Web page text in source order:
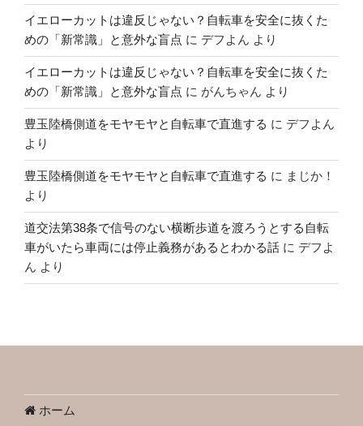
イエローカットは違反じゃない？自転車を安全に抜くた
めの「新常識」と意外な盲点 に デフよん より
イエローカットは違反じゃない？自転車を安全に抜くた
めの「新常識」と意外な盲点 に がんちゃん より
豊玉陸橋側道をモヤモヤと自転車で直進する に デフよん
より
豊玉陸橋側道をモヤモヤと自転車で直進する に まじか！
より
道交法第38条で信号のない横断歩道を渡ろうとする自転
車がいたら車両には停止義務があるとわかる話 に デフよ
ん より
ホーム